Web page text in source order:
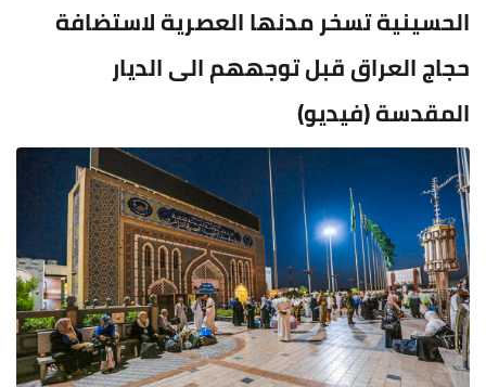
الحسينية تسخر مدنها العصرية لاستضافة
حجاج العراق قبل توجههم الى الديار
المقدسة (فيديو)